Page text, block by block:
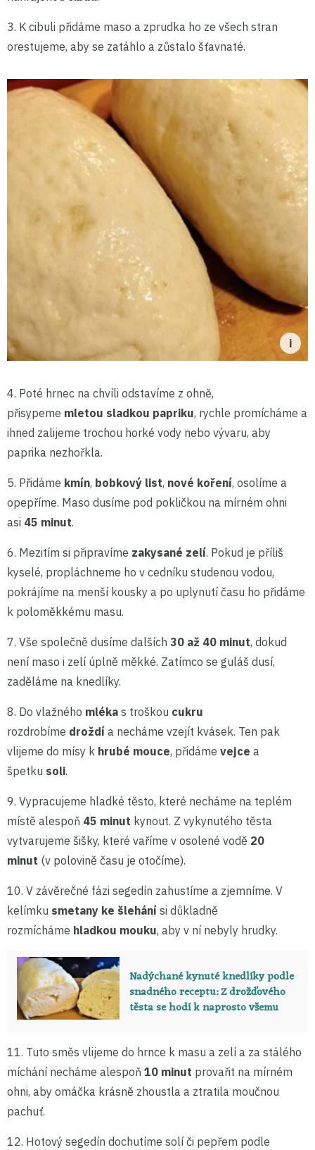
3. K cibuli přidáme maso a zprudka ho ze všech stran
orestujeme, aby se zatáhlo a zůstalo šťavnaté.
4. Poté hrnec na chvíli odstavíme z ohně,
přisypeme mletou sladkou papriku, rychle promícháme a
ihned zalijeme trochou horké vody nebo vývaru, aby
paprika nezhořkla.
5. Přidáme kmín, bobkový list, nové koření, osolíme a
opepříme. Maso dusíme pod pokličkou na mírném ohni
asi 45 minut.
6. Mezitím si připravíme zakysané zelí. Pokud je příliš
kyselé, propláchneme ho v cedníku studenou vodou,
pokrájíme na menší kousky a po uplynutí času ho přidáme
k poloměkkému masu.
7. Vše společně dusíme dalších 30 až 40 minut, dokud
není maso i zelí úplně měkké. Zatímco se guláš dusí,
zaděláme na knedlíky.
8. Do vlažného mléka s troškou cukru
rozdrobíme droždí a necháme vzejít kvásek. Ten pak
vlijeme do mísy k hrubé mouce, přidáme vejce a
špetku soli.
9. Vypracujeme hladké těsto, které necháme na teplém
místě alespoň 45 minut kynout. Z vykynutého těsta
vytvarujeme šišky, které vaříme v osolené vodě 20
minut (v polovině času je otočíme).
10. V závěrečné fázi segedín zahustíme a zjemníme. V
kelímku smetany ke šlehání si důkladně
rozmícháme hladkou mouku, aby v ní nebyly hrudky.
Nadýchané kynuté knedlíky podle
snadného receptu: Z drožďového
těsta se hodí k naprosto všemu
11. Tuto směs vlijeme do hrnce k masu a zelí a za stálého
míchání necháme alespoň 10 minut provařit na mírném
ohni, aby omáčka krásně zhoustla a ztratila moučnou
pachuť.
12. Hotový segedín dochutíme solí či pepřem podle